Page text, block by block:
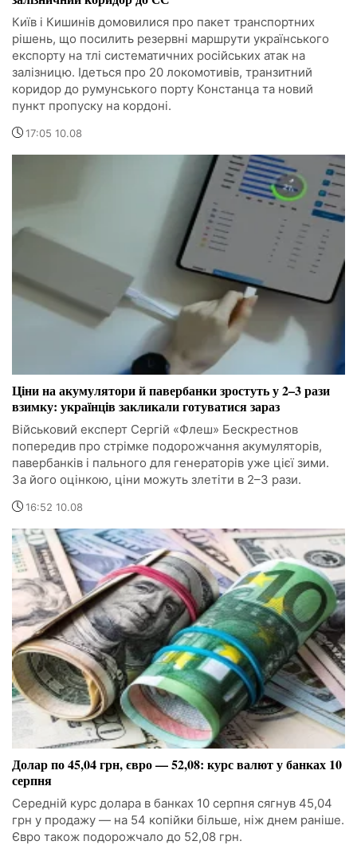
Київ і Кишинів домовилися про пакет транспортних
рішень, що посилить резервні маршрути українського
експорту на тлі систематичних російських атак на
залізницю. Ідеться про 20 локомотивів, транзитний
коридор до румунського порту Констанца та новий
пункт пропуску на кордоні.
17:05 10.08
Ціни на акумулятори й павербанки зростуть у 2–3 рази
взимку: українців закликали готуватися зараз
Військовий експерт Сергій «Флеш» Бескрестнов
попередив про стрімке подорожчання акумуляторів,
павербанків і пального для генераторів уже цієї зими.
За його оцінкою, ціни можуть злетіти в 2–3 рази.
16:52 10.08
Долар по 45,04 грн, євро — 52,08: курс валют у банках 10
серпня
Середній курс долара в банках 10 серпня сягнув 45,04
грн у продажу — на 54 копійки більше, ніж днем раніше.
Євро також подорожчало до 52,08 грн.